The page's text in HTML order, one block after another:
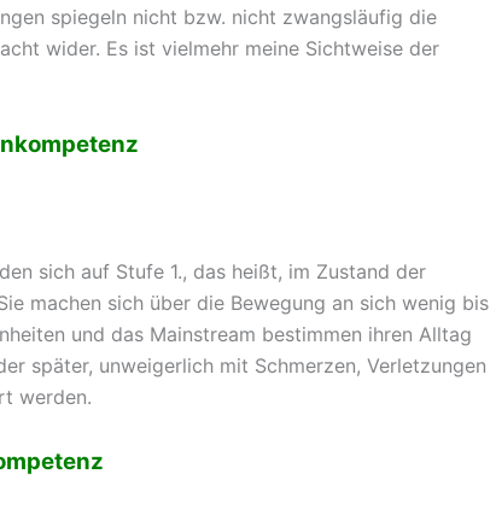
spiegeln nicht bzw. nicht zwangsläufig die
wider. Es ist vielmehr meine Sichtweise der
sich auf Stufe 1., das heißt, im Zustand der
machen sich über die Bewegung an sich wenig bis
und das Mainstream bestimmen ihren Alltag
später, unweigerlich mit Schmerzen, Verletzungen
werden.